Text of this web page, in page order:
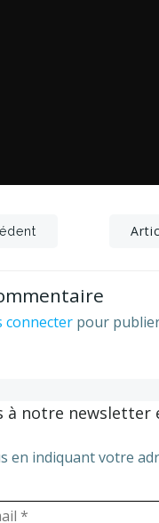
Post
connecter pour
à notre newsletter
en indiquant votre